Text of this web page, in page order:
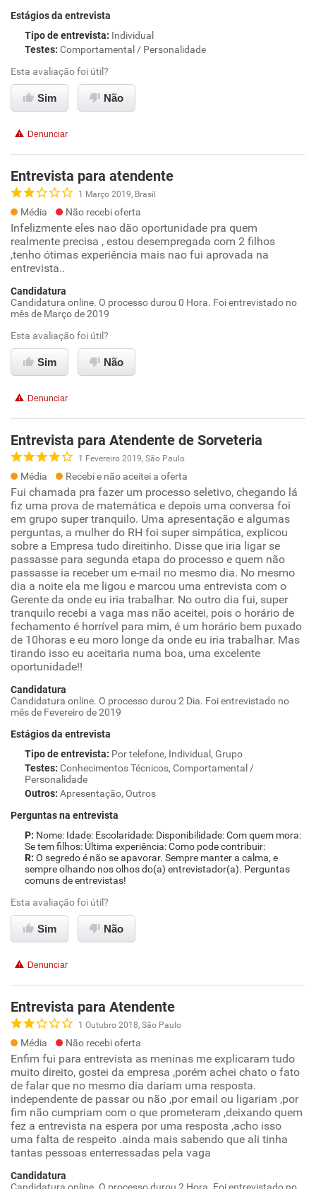
Estágios da entrevista
Tipo de entrevista: Individual
Testes: Comportamental / Personalidade
Esta avaliação foi útil?
Sim Não
Denunciar
Entrevista para atendente
1 Março 2019, Brasil
Média Não recebi oferta
Infelizmente eles nao dão oportunidade pra quem
realmente precisa , estou desempregada com 2 filhos
,tenho ótimas experiência mais nao fui aprovada na
entrevista..
Candidatura
Candidatura online. O processo durou 0 Hora. Foi entrevistado no
mês de Março de 2019
Esta avaliação foi útil?
Sim Não
Denunciar
Entrevista para Atendente de Sorveteria
1 Fevereiro 2019, São Paulo
Média Recebi e não aceitei a oferta
Fui chamada pra fazer um processo seletivo, chegando lá
fiz uma prova de matemática e depois uma conversa foi
em grupo super tranquilo. Uma apresentação e algumas
perguntas, a mulher do RH foi super simpática, explicou
sobre a Empresa tudo direitinho. Disse que iria ligar se
passasse para segunda etapa do processo e quem não
passasse ia receber um e-mail no mesmo dia. No mesmo
dia a noite ela me ligou e marcou uma entrevista com o
Gerente da onde eu iria trabalhar. No outro dia fui, super
tranquilo recebi a vaga mas não aceitei, pois o horário de
fechamento é horrível para mim, é um horário bem puxado
de 10horas e eu moro longe da onde eu iria trabalhar. Mas
tirando isso eu aceitaria numa boa, uma excelente
oportunidade!!
Candidatura
Candidatura online. O processo durou 2 Dia. Foi entrevistado no
mês de Fevereiro de 2019
Estágios da entrevista
Tipo de entrevista: Por telefone, Individual, Grupo
Testes: Conhecimentos Técnicos, Comportamental /
Personalidade
Outros: Apresentação, Outros
Perguntas na entrevista
Nome: Idade: Escolaridade: Disponibilidade: Com quem mora:
Se tem filhos: Última experiência: Como pode contribuir:
O segredo é não se apavorar. Sempre manter a calma, e
sempre olhando nos olhos do(a) entrevistador(a). Perguntas
comuns de entrevistas!
Esta avaliação foi útil?
Sim Não
Denunciar
Entrevista para Atendente
1 Outubro 2018, São Paulo
Média Não recebi oferta
Enfim fui para entrevista as meninas me explicaram tudo
muito direito, gostei da empresa ,porém achei chato o fato
de falar que no mesmo dia dariam uma resposta.
independente de passar ou não ,por email ou ligariam ,por
fim não cumpriam com o que prometeram ,deixando quem
fez a entrevista na espera por uma resposta ,acho isso
uma falta de respeito .ainda mais sabendo que ali tinha
tantas pessoas enterressadas pela vaga
Candidatura